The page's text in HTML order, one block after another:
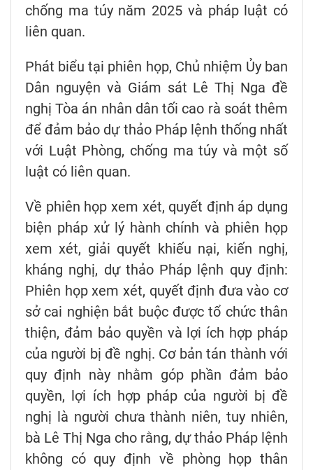
chống ma túy năm 2025 và pháp luật có
liên quan.
Phát biểu tại phiên họp, Chủ nhiệm Ủy ban
Dân nguyện và Giám sát Lê Thị Nga đề
nghị Tòa án nhân dân tối cao rà soát thêm
để đảm bảo dự thảo Pháp lệnh thống nhất
với Luật Phòng, chống ma túy và một số
luật có liên quan.
Về phiên họp xem xét, quyết định áp dụng
biện pháp xử lý hành chính và phiên họp
xem xét, giải quyết khiếu nại, kiến nghị,
kháng nghị, dự thảo Pháp lệnh quy định:
Phiên họp xem xét, quyết định đưa vào cơ
sở cai nghiện bắt buộc được tổ chức thân
thiện, đảm bảo quyền và lợi ích hợp pháp
của người bị đề nghị. Cơ bản tán thành với
quy định này nhằm góp phần đảm bảo
quyền, lợi ích hợp pháp của người bị đề
nghị là người chưa thành niên, tuy nhiên,
bà Lê Thị Nga cho rằng, dự thảo Pháp lệnh
không có quy định về phòng họp thân